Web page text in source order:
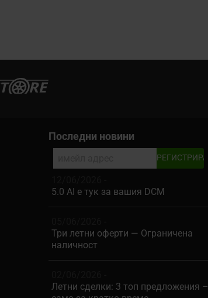
Последни новини
5.0 AI е тук за вашия DCM
Три летни оферти — Ограничена
наличност
Летни сделки: 3 топ предложения –